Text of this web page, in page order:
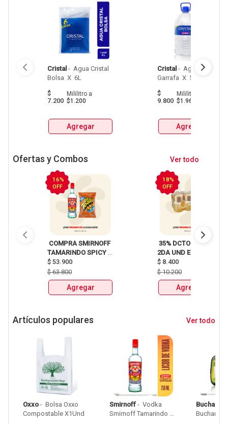
Cristal - Agua Cristal
$
7.200
Mililitroa
$1.200
Agregar
Cristal - Agua Cristal
$
9.800
Mililitro
$1.960
Agregar
Ofertas y Combos Ver todo
16%
OFF
COMPRA SMIRNOFF
TAMARINDO SPICY
X750ml Y LLEVATE
DETODITO 165GR o
150GR
$ 53.900
$63.800
Agregar
18%
OFF
35% DCTO EN LA
2DA UND EN
CERVEZA CLUB
COLOMBIA LATA
X330ml
$ 8.400
$10.200
Agregar
Artículos populares Ver todo
Oxxo - Bolsa Oxxo
Smirnoff - Vodka
Smirnoff Tamarindo